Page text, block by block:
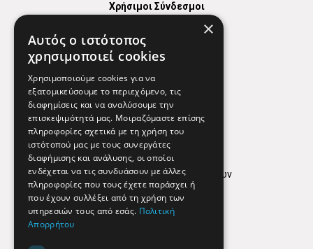
Χρήσιμοι Σύνδεσμοι
Χρήσιμα Τηλέφωνα
Εφημερεύοντα Φαρμακεία
Απόρρητο
Όροι Χρήσης
Πολιτική προστασίας δεδομένων
Findhere
×
Αυτός ο ιστότοπος
χρησιμοποιεί cookies
Χρησιμοποιούμε cookies για να
εξατομικεύσουμε το περιεχόμενο, τις
διαφημίσεις και να αναλύσουμε την
επισκεψιμότητά μας. Μοιραζόμαστε επίσης
πληροφορίες σχετικά με τη χρήση του
ιστότοπού μας με τους συνεργάτες
διαφήμισης και ανάλυσης, οι οποίοι
ενδέχεται να τις συνδυάσουν με άλλες
πληροφορίες που τους έχετε παράσχει ή
που έχουν συλλέξει από τη χρήση των
υπηρεσιών τους από εσάς. Πολιτική
Απορρήτου